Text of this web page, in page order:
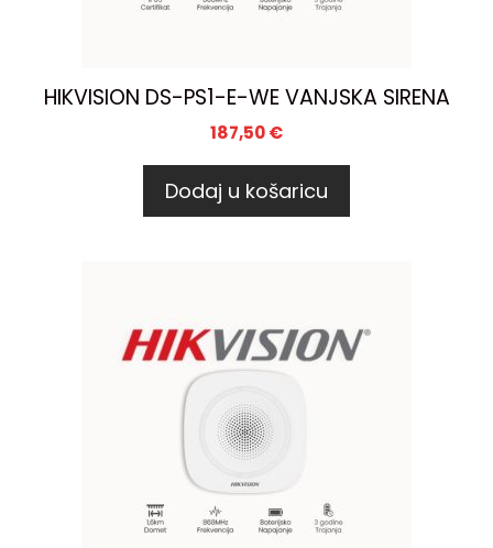
HIKVISION DS-PS1-E-WE VANJSKA SIRENA
187,50€
Dodaj u košaricu